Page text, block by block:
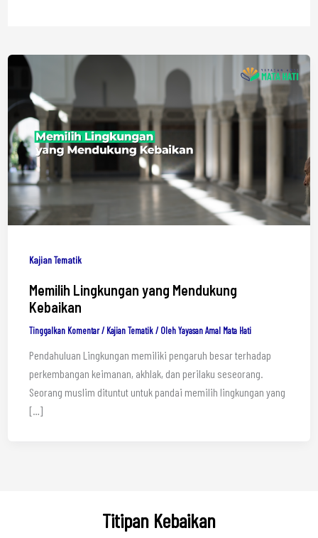
Kajian Tematik
Memilih Lingkungan yang Mendukung
Kebaikan
Tinggalkan Komentar / Kajian Tematik/ OlehYayasan Amal Mata Hati
Pendahuluan Lingkungan memiliki pengaruh besar terhadap
perkembangan keimanan, akhlak, dan perilaku seseorang.
Seorang muslim dituntut untuk pandai memilih lingkungan yang
[…]
Titipan Kebaikan